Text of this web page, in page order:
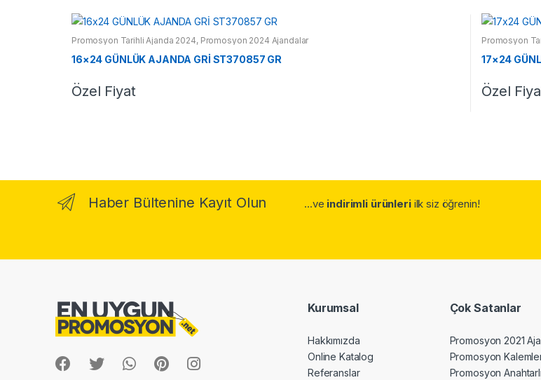
Promosyon Tarihli Ajanda 2024, Promosyon 2024 Ajandalar
16×24 GÜNLÜK AJANDA GRİ ST370857 GR
Özel Fiyat
Promosyon
17×24
Özel
Haber Bültenine Kayıt Olun ...ve indirimli ürünleriilk siz öğrenin!
Kurumsal
Hakkımızda
Online Katalog
Referanslar
Çok Satanlar
Promosyon 2021
Promosyon
Promosyon